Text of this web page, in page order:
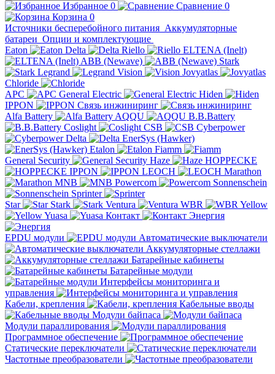
Избранное 0 Сравнение 0
Корзина 0
Источники бесперебойного питания Аккумуляторные
батареи Опции и комплектующие
Eaton
Delta Riello
ELTENA (Inelt)
ABB (Newave)
Stark
Legrand
Vision
Jovyatlas
Chloride
APC
General Electric
Hiden
IPPON
Связь инжиниринг
Alfa Battery
AQQU
B.B.Battery
Coslight
CSB
Cyberpower
Delta
EnerSys (Hawker)
Etalon
Fiamm
General Security
Haze
HOPPECKE
IPPON
LEOCH
Marathon
MNB
Powercom
Sonnenschein
Sprinter
Star
Stark Ventura WBR
Yellow
Yuasa
Контакт Энергия
EPDU модули
Автоматические выключатели
Аккумуляторные стеллажи
Батарейные кабинеты
Батарейные модули
Интерфейсы мониторинга и
управления
Кабели, крепления
Кабельные вводы
Модули байпаса
Модули параллирования
Программное обеспечение
Статические переключатели
Частотные преобразователи